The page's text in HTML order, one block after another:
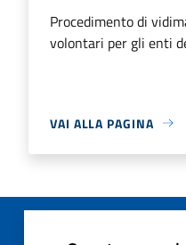
Procedimento di
volontari per gli enti
VAI ALLA PAGINA